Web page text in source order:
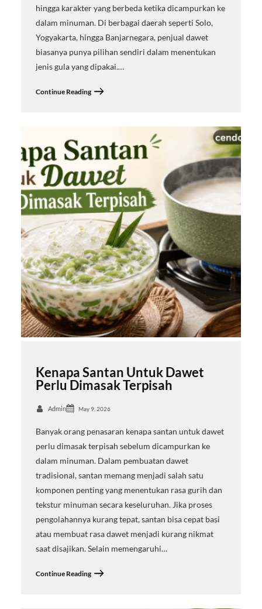
hingga karakter yang berbeda ketika dicampurkan ke
dalam minuman. Di berbagai daerah seperti Solo,
Yogyakarta, hingga Banjarnegara, penjual dawet
biasanya punya pilihan sendiri dalam menentukan
jenis gula yang dipakai.…
Continue Reading
Kenapa Santan Untuk Dawet
Perlu Dimasak Terpisah
Admin May 9, 2026
Banyak orang penasaran kenapa santan untuk dawet
perlu dimasak terpisah sebelum dicampurkan ke
dalam minuman. Dalam pembuatan dawet
tradisional, santan memang menjadi salah satu
komponen penting yang menentukan rasa gurih dan
tekstur minuman secara keseluruhan. Jika proses
pengolahannya kurang tepat, santan bisa cepat basi
atau membuat rasa dawet menjadi kurang nikmat
saat disajikan. Selain memengaruhi…
Continue Reading